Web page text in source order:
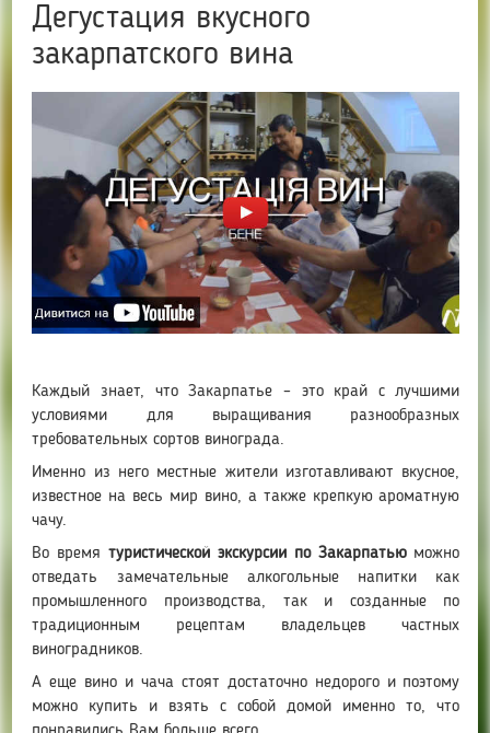
Дегустация вкусного
закарпатского вина
Каждый знает, что Закарпатье – это край с лучшими
условиями для выращивания разнообразных
требовательных сортов винограда.
Именно из него местные жители изготавливают вкусное,
известное на весь мир вино, а также крепкую ароматную
чачу.
Во времятуристической экскурсии по Закарпатьюможно
отведать замечательные алкогольные напитки как
промышленного производства, так и созданные по
традиционным рецептам владельцев частных
виноградников.
А еще вино и чача стоят достаточно недорого и поэтому
можно купить и взять с собой домой именно то, что